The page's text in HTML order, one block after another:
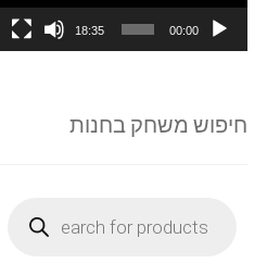
00:00
18:35
חיפוש משחק בחנות
search